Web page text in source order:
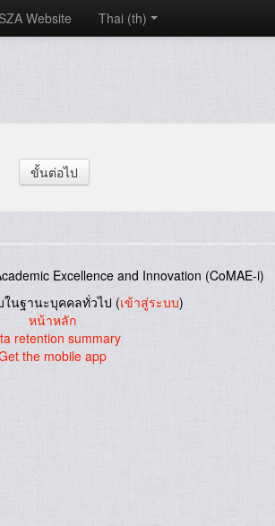
Website Thai ‎(th)‎
Excellence and Innovation (CoMAE-i)
นฐานะบุคคลทั่วไป (เข้าสู่ระบบ)
หน้าหลัก
retention summary
the mobile app